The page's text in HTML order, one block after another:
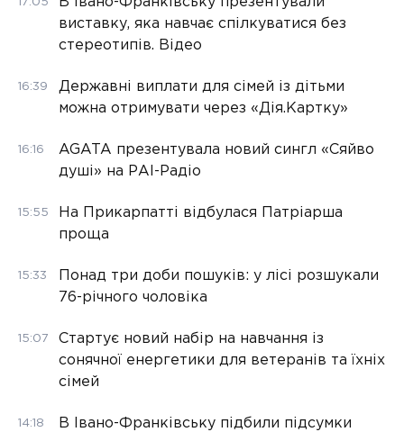
виставку, яка навчає спілкуватися без
стереотипів. Відео
16:39
Державні виплати для сімей із дітьми
можна отримувати через «Дія.Картку»
16:16
AGATA презентувала новий сингл «Сяйво
душі» на РАІ-Радіо
15:55
На Прикарпатті відбулася Патріарша
проща
15:33
Понад три доби пошуків: у лісі розшукали
76-річного чоловіка
15:07
Стартує новий набір на навчання із
сонячної енергетики для ветеранів та їхніх
сімей
14:18 В Івано-Франківську підбили підсумки